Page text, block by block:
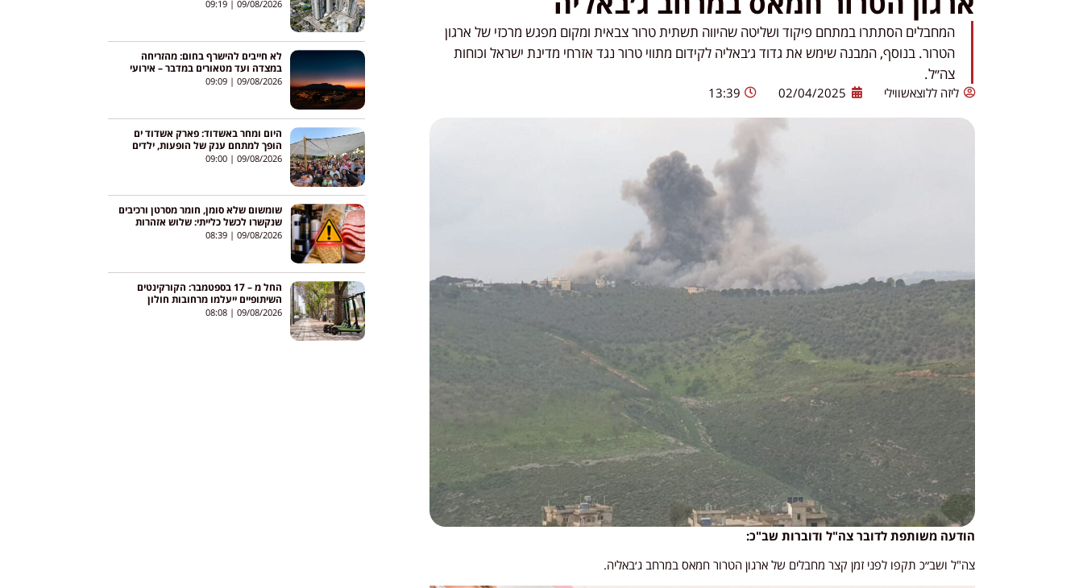
המחבלים הסתתרו במתחם פיקוד ושליטה שהיווה תשתית טרור צבאית ומקום מפגש מרכזי של ארגון
הטרור. בנוסף, המבנה שימש את גדוד ג׳באליה לקידום מתווי טרור נגד אזרחי מדינת ישראל וכוחות
צה״ל.
ליזה ללוצאשווילי 02/04/2025
13:39
הודעה משותפת לדובר צה"ל ודוברות שב"כ:
צה"ל ושב״כ תקפו לפני זמן קצר מחבלים של ארגון הטרור חמאס במרחב ג׳באליה.
09/08/2026
09:19
לא חייבים להישרף בחום: מהזריחה
במצדה ועד מטאורים במדבר – אירועי
אוגוסט ברחבי הארץ
09/08/2026
09:09
היום ומחר באשדוד: פארק אשדוד ים
הופך למתחם ענק של הופעות, ילדים
וריקודים – והכניסה חופשית
09/08/2026
09:00
שומשום שלא סומן, חומר מסרטן ורכיבים
שנקשרו לכשל כלייתי: שלוש אזהרות
לציבור
09/08/2026
08:39
החל מ – 17 בספטמבר: הקורקינטים
השיתופיים ייעלמו מרחובות חולון
09/08/2026
08:08